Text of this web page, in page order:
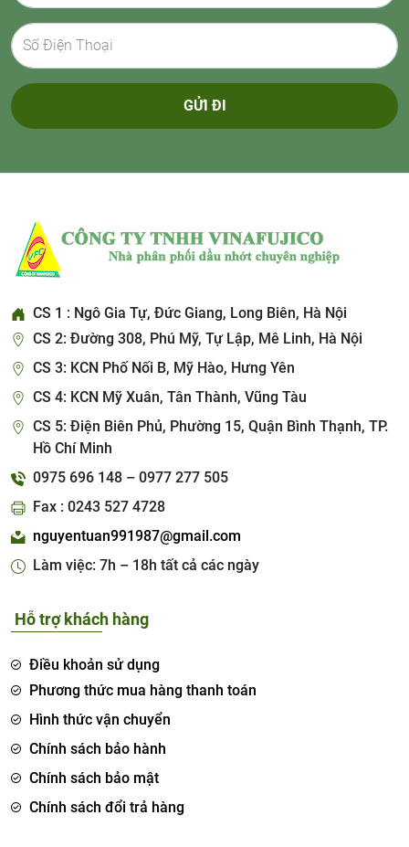
GỬI ĐI
CS 1 : Ngô Gia Tự, Đức Giang, Long Biên, Hà Nội
CS 2: Đường 308, Phú Mỹ, Tự Lập, Mê Linh, Hà Nội
CS 3: KCN Phố Nối B, Mỹ Hào, Hưng Yên
CS 4: KCN Mỹ Xuân, Tân Thành, Vũng Tàu
CS 5: Điện Biên Phủ, Phường 15, Quận Bình Thạnh, TP.
Hồ Chí Minh
0975 696 148 – 0977 277 505
Fax : 0243 527 4728
nguyentuan991987@gmail.com
Làm việc: 7h – 18h tất cả các ngày
Hỗ trợ khách hàng
Điều khoản sử dụng
Phương thức mua hàng thanh toán
Hình thức vận chuyển
Chính sách bảo hành
Chính sách bảo mật
Chính sách đổi trả hàng